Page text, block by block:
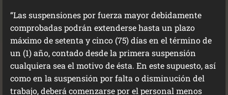
“Las suspensiones por fuerza mayor debidamente
comprobadas podrán extenderse hasta un plazo
máximo de setenta y cinco (75) días en el término de
un (1) año, contado desde la primera suspensión
cualquiera sea el motivo de ésta. En este supuesto, así
como en la suspensión por falta o disminución del
trabajo, deberá comenzarse por el personal menos